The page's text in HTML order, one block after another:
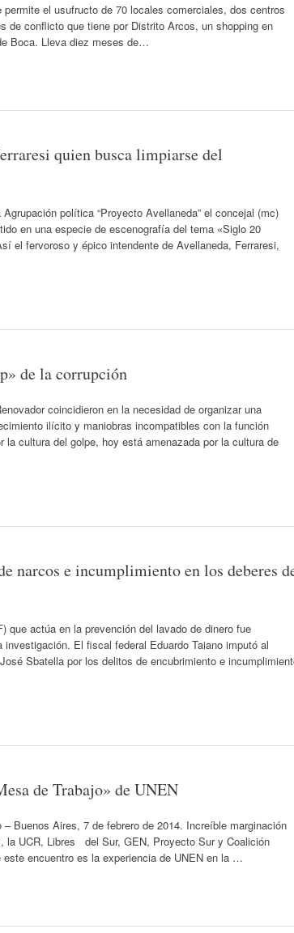
el usufructo de 70 locales comerciales, dos centros
de conflicto que tiene por Distrito Arcos, un shopping en
Boca. Lleva diez meses de…
quien busca limpiarse del
política “Proyecto Avellaneda” el concejal (mc)
en una especie de escenografía del tema «Siglo 20
el fervoroso y épico intendente de Avellaneda, Ferraresi,
de la corrupción
coincidieron en la necesidad de organizar una
ilícito y maniobras incompatibles con la función
cultura del golpe, hoy está amenazada por la cultura de
narcos e incumplimiento en los deberes
que actúa en la prevención del lavado de dinero fue
El fiscal federal Eduardo Taiano imputó al
Sbatella por los delitos de encubrimiento e
de Trabajo» de UNEN
Aires, 7 de febrero de 2014. Increíble marginación
la UCR, Libres del Sur, GEN, Proyecto Sur y Coalición
encuentro es la experiencia de UNEN en la …